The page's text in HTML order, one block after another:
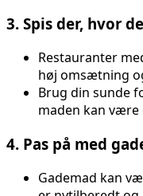
3. Spis der, hvor
Restauranter
høj omsætning
Brug din sunde
maden kan være
4. Pas på med
Gademad kan